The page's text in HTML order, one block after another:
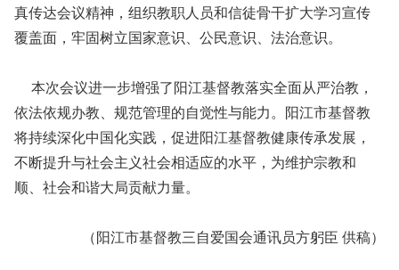
真传达会议精神，组织教职人员和信徒骨干扩大学习宣传
覆盖面，牢固树立国家意识、公民意识、法治意识。
本次会议进一步增强了阳江基督教落实全面从严治教，
依法依规办教、规范管理的自觉性与能力。阳江市基督教
将持续深化中国化实践，促进阳江基督教健康传承发展，
不断提升与社会主义社会相适应的水平，为维护宗教和
顺、社会和谐大局贡献力量。
（阳江市基督教三自爱国会通讯员方躬臣 供稿）